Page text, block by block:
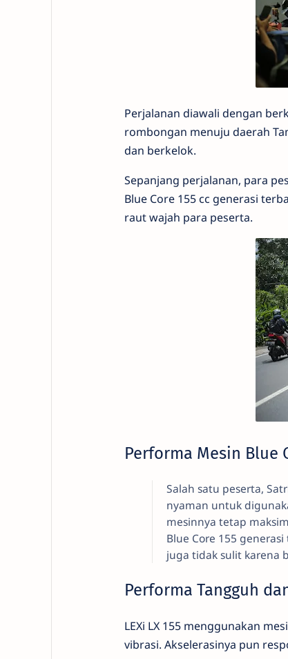
Perjalanan diawali dengan
rombongan menuju daerah
dan berkelok.
Sepanjang perjalanan, para
Blue Core 155 cc generasi
raut wajah para peserta.
Performa Mesin Blue
Salah satu peserta,
nyaman untuk
mesinnya tetap
Blue Core 155
juga tidak sulit karena
Performa Tangguh
LEXi LX 155 menggunakan
vibrasi. Akselerasinya pun